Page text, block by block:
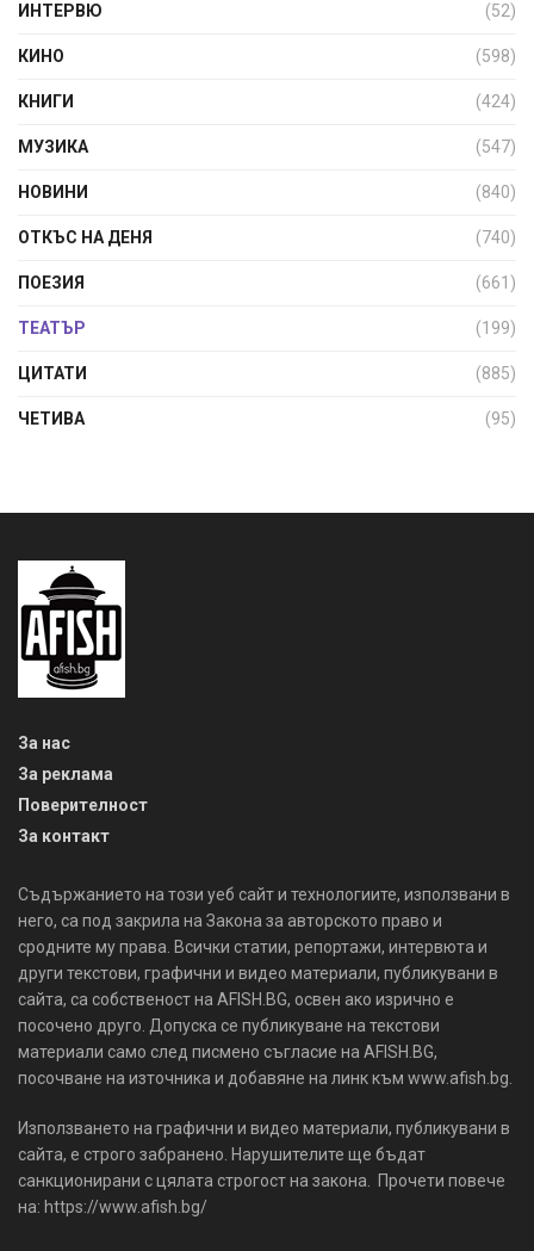
ИНТЕРВЮ (52)
КИНО (598)
КНИГИ (424)
МУЗИКА (547)
НОВИНИ (840)
ОТКЪС НА ДЕНЯ (740)
ПОЕЗИЯ (661)
ТЕАТЪР (199)
ЦИТАТИ (885)
ЧЕТИВА (95)
За нас
За реклама
Поверителност
За контакт
Съдържанието на този уеб сайт и технологиите, използвани в
него, са под закрила на Закона за авторското право и
сродните му права. Всички статии, репортажи, интервюта и
други текстови, графични и видео материали, публикувани в
сайта, са собственост на AFISH.BG, освен ако изрично е
посочено друго. Допуска се публикуване на текстови
материали само след писмено съгласие на AFISH.BG,
посочване на източника и добавяне на линк към www.afish.bg.
Използването на графични и видео материали, публикувани в
сайта, е строго забранено. Нарушителите ще бъдат
санкционирани с цялата строгост на закона. Прочети повече
на: https://www.afish.bg/